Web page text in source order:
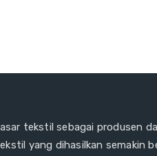
tekstil sebagai produsen
yang dihasilkan semakin